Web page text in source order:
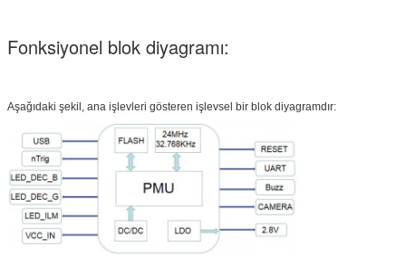
Fonksiyonel blok diyagramı:
Aşağıdaki şekil, ana işlevleri gösteren işlevsel bir blok diyagramdır: